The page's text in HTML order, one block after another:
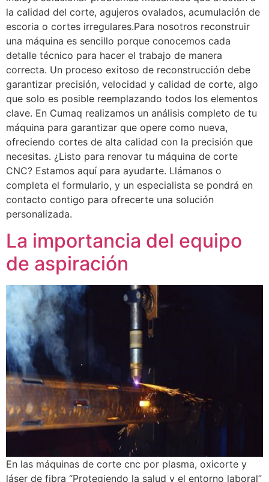
la calidad del corte, agujeros ovalados, acumulación de
escoria o cortes irregulares.Para nosotros reconstruir
una máquina es sencillo porque conocemos cada
detalle técnico para hacer el trabajo de manera
correcta. Un proceso exitoso de reconstrucción debe
garantizar precisión, velocidad y calidad de corte, algo
que solo es posible reemplazando todos los elementos
clave. En Cumaq realizamos un análisis completo de tu
máquina para garantizar que opere como nueva,
ofreciendo cortes de alta calidad con la precisión que
necesitas. ¿Listo para renovar tu máquina de corte
CNC? Estamos aquí para ayudarte. Llámanos o
completa el formulario, y un especialista se pondrá en
contacto contigo para ofrecerte una solución
personalizada.
La importancia del equipo
de aspiración
En las máquinas de corte cnc por plasma, oxicorte y
láser de fibra “Protegiendo la salud y el entorno laboral”